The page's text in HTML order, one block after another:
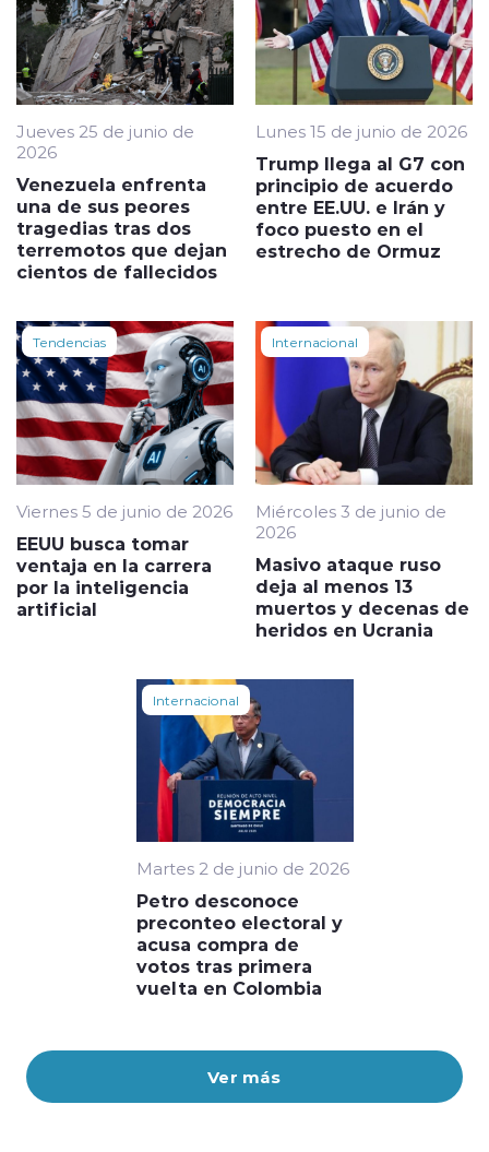
Ver más
Jueves 25 de junio de
2026
Venezuela enfrenta
una de sus peores
tragedias tras dos
terremotos que dejan
cientos de fallecidos
Lunes 15 de junio de 2026
Trump llega al G7 con
principio de acuerdo
entre EE.UU. e Irán y
foco puesto en el
estrecho de Ormuz
Tendencias
Viernes 5 de junio de 2026
EEUU busca tomar
ventaja en la carrera
por la inteligencia
artificial
Internacional
Miércoles 3 de junio de
2026
Masivo ataque ruso
deja al menos 13
muertos y decenas de
heridos en Ucrania
Internacional
Martes 2 de junio de 2026
Petro desconoce
preconteo electoral y
acusa compra de
votos tras primera
vuelta en Colombia